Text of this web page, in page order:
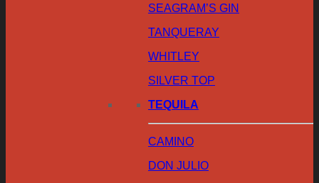
SEAGRAM’S GIN
TANQUERAY
WHITLEY
SILVER TOP
TEQUILA
CAMINO
DON JULIO